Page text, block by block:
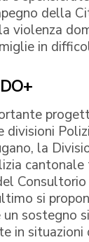
della
violenza
in
divisioni
la
cantonale
si
sostegno
in situazioni